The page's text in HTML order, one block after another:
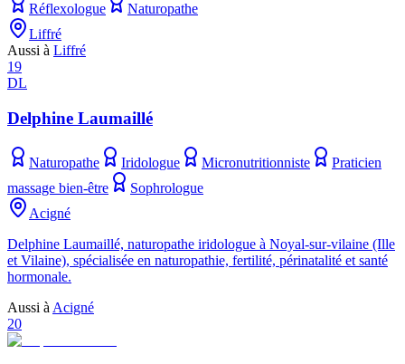
Réflexologue
Naturopathe
Liffré
Aussi à Liffré
19
DL
Delphine Laumaillé
Naturopathe Iridologue Micronutritionniste
Praticien
massage bien-être
Sophrologue
Acigné
Delphine Laumaillé, naturopathe iridologue à Noyal-sur-vilaine (Ille
et Vilaine), spécialisée en naturopathie, fertilité, périnatalité et santé
hormonale.
Aussi à Acigné
20